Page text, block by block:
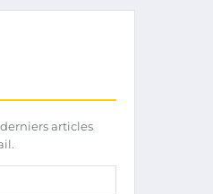
articles